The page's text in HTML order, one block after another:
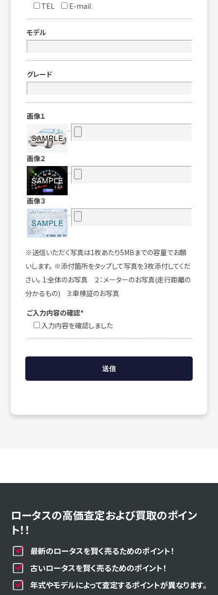
TEL
E-mail
モデル
グレード
画像１
画像２
画像３
※送信いただく写真は1枚あたり5MBまでの容量でお願
いします。 ※添付箇所をタップして写真を3枚添付してくだ
さい。 1:全体のお写真 ２：メーターのお写真(走行距離の
分かるもの) 3:車検証のお写真
ご入力内容の確認*
入力内容を確認しました
ロータスの高価査定および買取のポイン
ト！！
最新のロータスを賢く売るためのポイント！
古いロータスを賢く売るためのポイント！
年式やモデルによって査定するポイントが異なります。